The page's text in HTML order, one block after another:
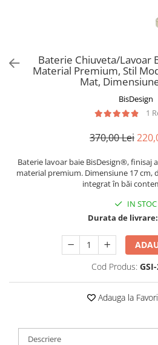
Baterie Chiuveta/Lavoar
Material Premium, Stil
Mat,
BisDesign
1
370,00 Lei
Baterie lavoar baie BisDesign®, finisaj
material premium. Dimensiune 17 cm,
integrat în băi
IN STOC
Durata de livrare:
Cod Produs:
Adauga la
Descriere